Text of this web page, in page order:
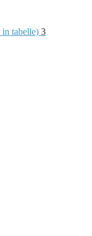
tabelle) 3